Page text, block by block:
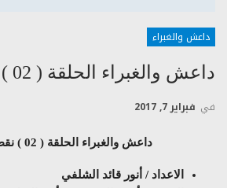
داعش والغبراء
داعش والغبراء الحلقة ( 02 ) نقطة تفتيش
في فبراير 7, 2017
داعش والغبراء الحلقة ( 02 ) نقطة تفتيش
الاعداد / أنور قائد الشلفي